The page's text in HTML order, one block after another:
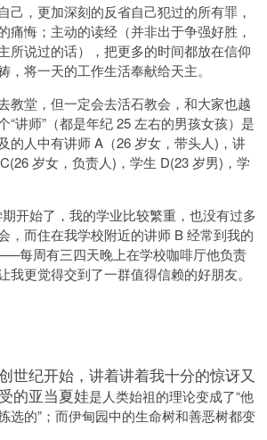
己，更加深刻的反省自己犯过的所有罪，
痛悔；主动的读经（并非出于争强好胜，
所说过的话），把更多的时间都放在信仰
，将一天的工作生活奉献给天主。
教堂，但一定会去活石教会，和大家也越
“讲师”（都是年纪 25 左右的男孩女孩）是
的人中有讲师 A（26 岁女，带头人)，讲
岁女，负责人)，学生 D(23 岁男)，学
开始了，我的学业比较繁重，也没有过多
，而住在我学校附近的讲师 B 经常到我的
每周有三四天晚上在学校咖啡厅他负责
我更觉得交到了一群值得信赖的好朋友。
世纪开始，讲着讲着我十分的惊讶又
的亚当夏娃是人类始祖的理论变成了“他
选的”；而伊甸园中的生命树和善恶树都变